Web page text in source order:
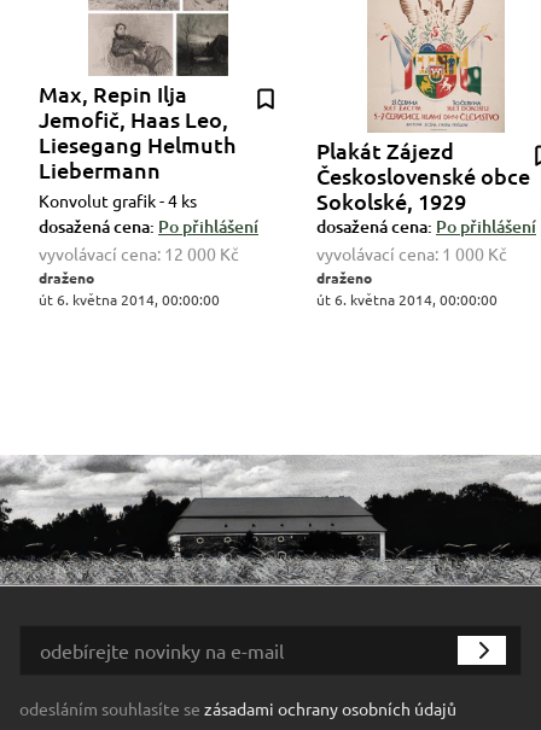
Max, Repin Ilja
Jemofič, Haas Leo,
Liesegang Helmuth
Liebermann
Konvolut grafik - 4 ks
dosažená cena: Po přihlášení
vyvolávací cena: 12 000 Kč
draženo
út 6. května 2014, 00:00:00
Plakát Zájezd
Československé obce
Sokolské, 1929
dosažená cena: Po přihlášení
vyvolávací cena: 1 000 Kč
draženo
út 6. května 2014, 00:00:00
odesláním souhlasíte se zásadami ochrany osobních údajů